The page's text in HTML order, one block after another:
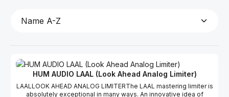
HUM AUDIO LAAL (Look Ahead Analog Limiter)
LAALLOOK AHEAD ANALOG LIMITERThe LAAL mastering limiter is
absolutely exceptional in many ways. An innovative idea of